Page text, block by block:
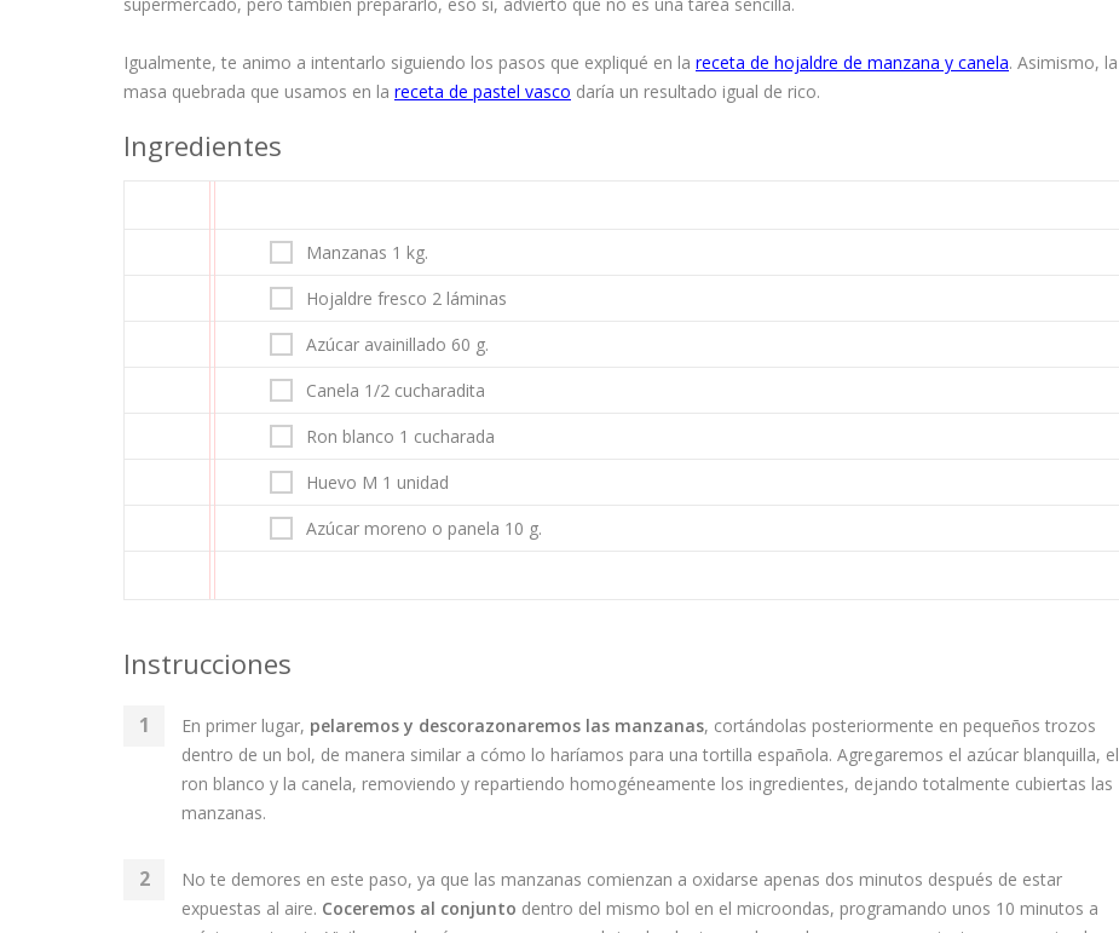
Igualmente, te animo a intentarlo siguiendo los pasos que expliqué en la receta de hojaldre de manzana y canela. Asimismo, la
masa quebrada que usamos en la receta de pastel vasco daría un resultado igual de rico.
Ingredientes
Manzanas 1 kg.
Hojaldre fresco 2 láminas
Azúcar avainillado 60 g.
Canela 1/2 cucharadita
Ron blanco 1 cucharada
Huevo M 1 unidad
Azúcar moreno o panela 10 g.
Instrucciones
En primer lugar, pelaremos y descorazonaremos las manzanas, cortándolas posteriormente en pequeños trozos
dentro de un bol, de manera similar a cómo lo haríamos para una tortilla española. Agregaremos el azúcar blanquilla, el
ron blanco y la canela, removiendo y repartiendo homogéneamente los ingredientes, dejando totalmente cubiertas las
manzanas.
No te demores en este paso, ya que las manzanas comienzan a oxidarse apenas dos minutos después de estar
expuestas al aire. Coceremos al conjunto dentro del mismo bol en el microondas, programando unos 10 minutos a